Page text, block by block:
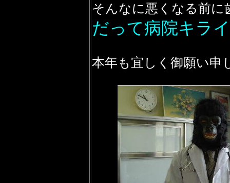
そんなに悪くなる前に
だって病院キラ
本年も宜しく御願い申